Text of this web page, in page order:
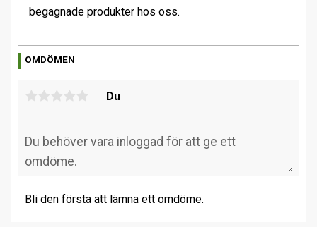
begagnade produkter hos oss.
OMDÖMEN
Du
Bli den första att lämna ett omdöme.